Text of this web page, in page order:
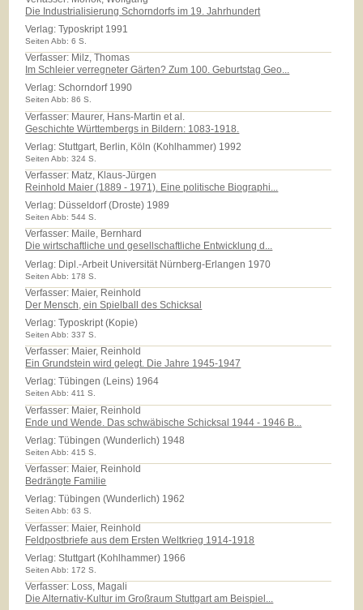
Die Industrialisierung Schorndorfs im 19. Jahrhundert
Verlag:Typoskript 1991
Seiten Abb: 6 S.
Verfasser: Milz, Thomas
Im Schleier verregneter Gärten? Zum 100. Geburtstag Geo...
Verlag:Schorndorf 1990
Seiten Abb: 86 S.
Verfasser: Maurer, Hans-Martin et al.
Geschichte Württembergs in Bildern: 1083-1918.
Verlag:Stuttgart, Berlin, Köln (Kohlhammer) 1992
Seiten Abb: 324 S.
Verfasser: Matz, Klaus-Jürgen
Reinhold Maier (1889 - 1971). Eine politische Biographi...
Verlag: Düsseldorf (Droste) 1989
Seiten Abb: 544 S.
Verfasser: Maile, Bernhard
Die wirtschaftliche und gesellschaftliche Entwicklung d...
Verlag: Dipl.-Arbeit Universität Nürnberg-Erlangen 1970
Seiten Abb: 178 S.
Verfasser: Maier, Reinhold
Der Mensch, ein Spielball des Schicksal
Verlag:Typoskript (Kopie)
Seiten Abb: 337 S.
Verfasser: Maier, Reinhold
Ein Grundstein wird gelegt. Die Jahre 1945-1947
Verlag:Tübingen (Leins) 1964
Seiten Abb: 411 S.
Verfasser: Maier, Reinhold
Ende und Wende. Das schwäbische Schicksal 1944 - 1946 B...
Verlag:Tübingen (Wunderlich) 1948
Seiten Abb: 415 S.
Verfasser: Maier, Reinhold
Bedrängte Familie
Verlag:Tübingen (Wunderlich) 1962
Seiten Abb: 63 S.
Verfasser: Maier, Reinhold
Feldpostbriefe aus dem Ersten Weltkrieg 1914-1918
Verlag:Stuttgart (Kohlhammer) 1966
Seiten Abb: 172 S.
Verfasser: Loss, Magali
Die Alternativ-Kultur im Großraum Stuttgart am Beispiel...